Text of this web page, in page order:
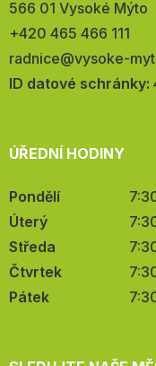
566 01 Vysoké Mýto
Telefon:
+420 465 466 111
E-
mail:
radnice@vysoke-
ID datové schránky:
ÚŘEDNÍ HODINY
Pondělí
Úterý
Středa
Čtvrtek
Pátek